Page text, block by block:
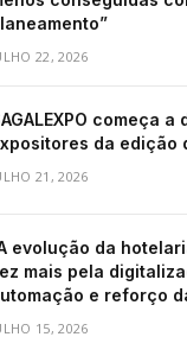
22, 2026
começa a
da edição
21, 2026
evolução da
mais pela
e reforço
15, 2026